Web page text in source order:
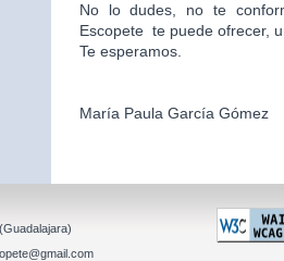
No lo dudes, no te
Escopete te puede ofrecer,
Te esperamos.
María Paula García Gómez